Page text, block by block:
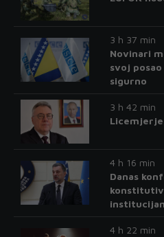
3 h 37 min
Novinari
svoj
sigurno
3 h 42 min
4 h 16 min
Danas
4 h 22 min